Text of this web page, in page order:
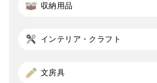
収納用品
インテリア・クラフト
文房具